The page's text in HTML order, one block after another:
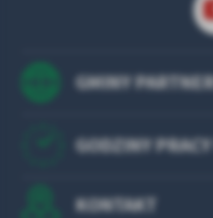
GMINY
GODZINY
KONTAKT